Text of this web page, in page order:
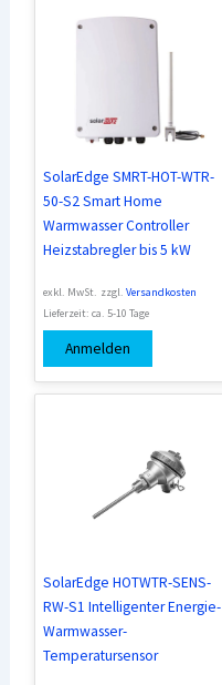
SolarEdge SMRT-HOT-WTR-
50-S2 Smart Home
Warmwasser Controller
Heizstabregler bis 5 kW
exkl. MwSt. zzgl.Versandkosten
Lieferzeit:ca. 5-10 Tage
Anmelden
SolarEdge HOTWTR-SENS-
RW-S1 Intelligenter Energie-
Warmwasser-
Temperatursensor